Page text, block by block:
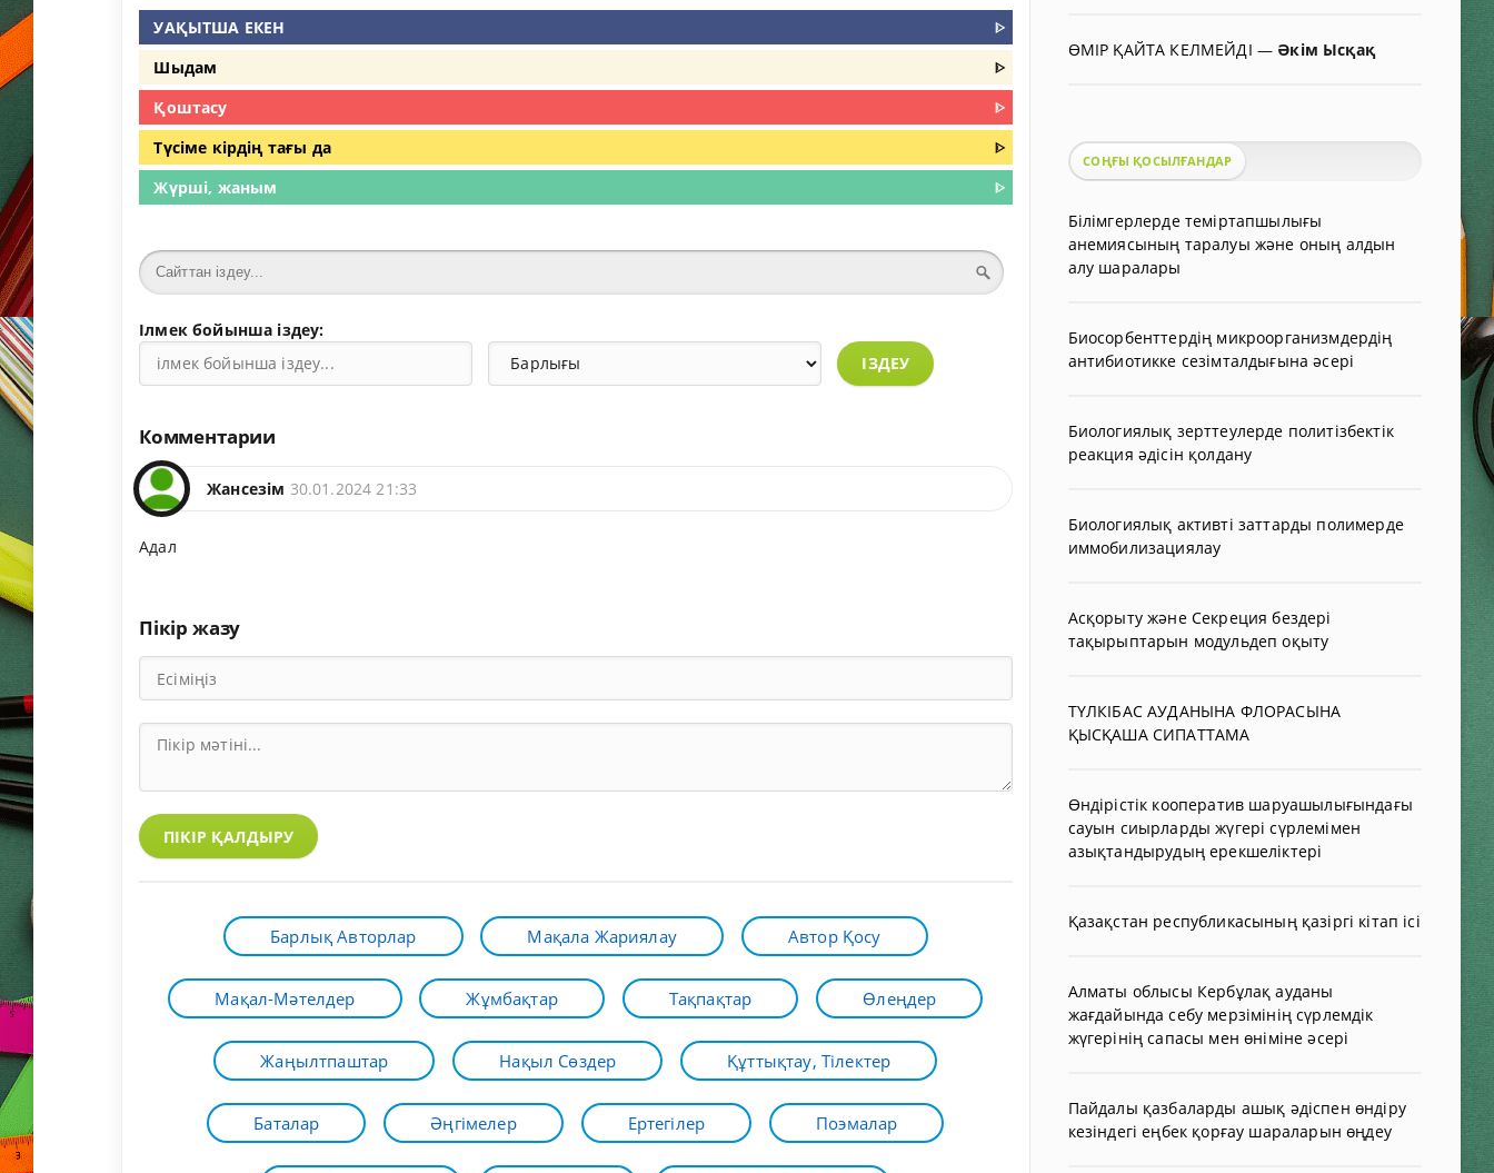
УАҚЫТША ЕКЕН
ᐈ
Шыдам
ᐈ
Қоштасу
ᐈ
Түсіме кірдің тағы да
ᐈ
Жүрші, жаным
ᐈ
Ілмек бойынша іздеу:
ІЗДЕУ
Комментарии
Жансезім 30.01.2024 21:33
Адал
Пікір жазу
ПІКІР ҚАЛДЫРУ
Барлық Авторлар Мақала Жариялау Автор Қосу
Мақал-Мәтелдер Жұмбақтар Тақпақтар Өлеңдер
Жаңылтпаштар Нақыл Сөздер Құттықтау, Тілектер
Баталар Әңгімелер Ертегілер Поэмалар
ӨМІР ҚАЙТА КЕЛМЕЙДІ — Әкім Ысқақ
СОҢҒЫ ҚОСЫЛҒАНДАР
Білімгерлерде теміртапшылығы
анемиясының таралуы және оның алдын
алу шаралары
Биосорбенттердің микроорганизмдердің
антибиотикке сезімталдығына әсері
Биологиялық зерттеулерде политізбектік
реакция әдісін қолдану
Биологиялық активті заттарды полимерде
иммобилизациялау
Асқорыту және Секреция бездері
тақырыптарын модульдеп оқыту
ТҮЛКІБАС АУДАНЫНА ФЛОРАСЫНА
ҚЫСҚАША СИПАТТАМА
Өндірістік кооператив шаруашылығындағы
сауын сиырларды жүгері сүрлемімен
азықтандырудың ерекшеліктері
Қазақстан республикасының қазіргі кітап ісі
Алматы облысы Кербұлақ ауданы
жағдайында себу мерзімінің сүрлемдік
жүгерінің сапасы мен өніміне әсері
Пайдалы қазбаларды ашық әдіспен өндіру
кезіндегі еңбек қорғау шараларын өңдеу